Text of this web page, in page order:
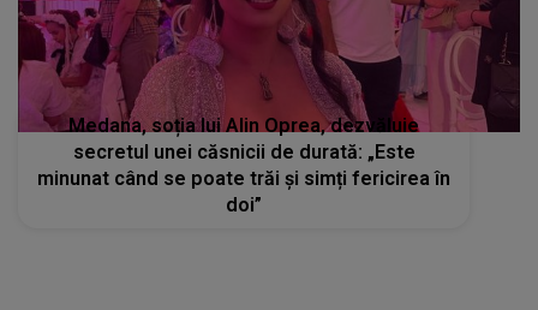
Medana, soția lui Alin Oprea, dezvăluie
secretul unei căsnicii de durată: „Este
minunat când se poate trăi și simți fericirea în
doi”